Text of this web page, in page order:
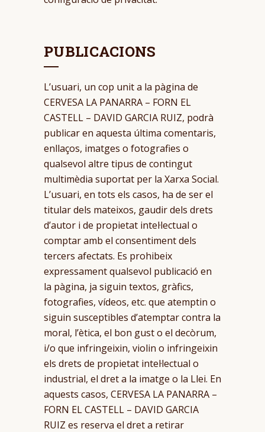
PUBLICACIONS
L’usuari, un cop unit a la pàgina de
CERVESA LA PANARRA – FORN EL
CASTELL – DAVID GARCIA RUIZ, podrà
publicar en aquesta última comentaris,
enllaços, imatges o fotografies o
qualsevol altre tipus de contingut
multimèdia suportat per la Xarxa Social.
L’usuari, en tots els casos, ha de ser el
titular dels mateixos, gaudir dels drets
d’autor i de propietat intel·lectual o
comptar amb el consentiment dels
tercers afectats. Es prohibeix
expressament qualsevol publicació en
la pàgina, ja siguin textos, gràfics,
fotografies, vídeos, etc. que atemptin o
siguin susceptibles d’atemptar contra la
moral, l’ètica, el bon gust o el decòrum,
i/o que infringeixin, violin o infringeixin
els drets de propietat intel·lectual o
industrial, el dret a la imatge o la Llei. En
aquests casos, CERVESA LA PANARRA –
FORN EL CASTELL – DAVID GARCIA
RUIZ es reserva el dret a retirar